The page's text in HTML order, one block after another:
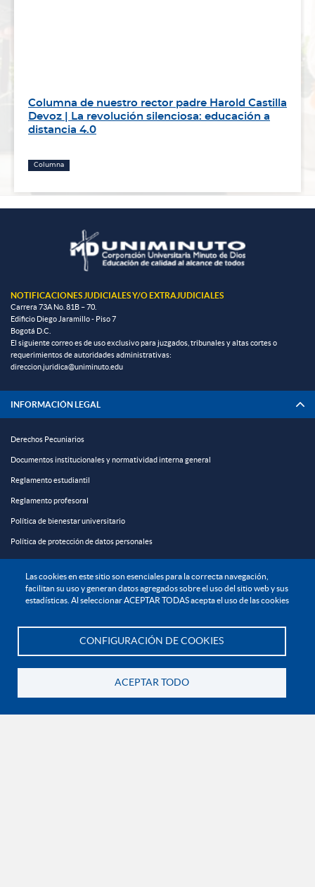
Las cookies en este sitio son esenciales para la correcta navegación,
facilitan su uso y generan datos agregados sobre el uso del sitio web y sus
estadísticas. Al seleccionar ACEPTAR TODAS acepta el uso de las cookies
CONFIGURACIÓN DE COOKIES
ACEPTAR TODO
Columna de nuestro rector padre Harold Castilla
Devoz | La revolución silenciosa: educación a
distancia 4.0
Columna
NOTIFICACIONES JUDICIALES Y/O EXTRAJUDICIALES
Carrera 73A No. 81B – 70.
Edificio Diego Jaramillo - Piso 7
Bogotá D.C.
El siguiente correo es de uso exclusivo para juzgados, tribunales y altas cortes o
requerimientos de autoridades administrativas:
direccion.juridica@uniminuto.edu
INFORMACIÓN LEGAL
Derechos Pecuniarios
Documentos institucionales y normatividad interna general
Reglamento estudiantil
Reglamento profesoral
Política de bienestar universitario
Política de protección de datos personales
EXPLORA
Contáctanos
Línea nacional gratuita:01 8000 11 93 90